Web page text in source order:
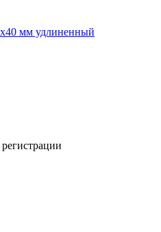
мм удлиненный